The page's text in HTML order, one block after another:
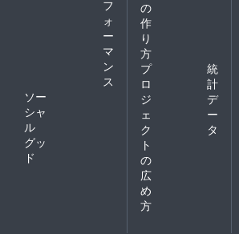
フ
ォ
ー
マ
ン
ス
ソー
シャ
ル
グッ
ド
の
作
り
方
プ
ロ
ジ
ェ
ク
ト
の
広
め
方
統
計
デ
ー
タ